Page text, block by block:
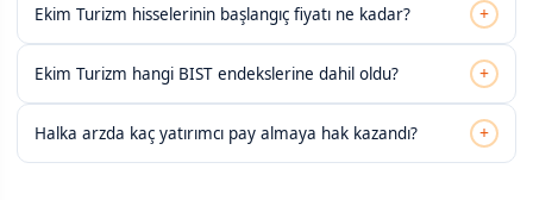
Ekim Turizm hisselerinin başlangıç fiyatı ne kadar? +
Ekim Turizm hangi BIST endekslerine dahil oldu? +
Halka arzda kaç yatırımcı pay almaya hak kazandı? +